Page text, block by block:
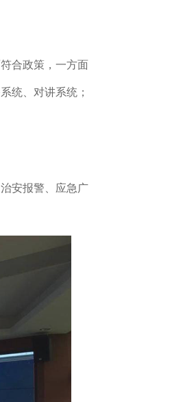
合政策，一方面
统、对讲系统；
安报警、应急广